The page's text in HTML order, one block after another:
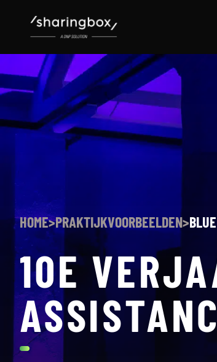
HOME>PRAKTIJKVOORBEELDEN>
10E